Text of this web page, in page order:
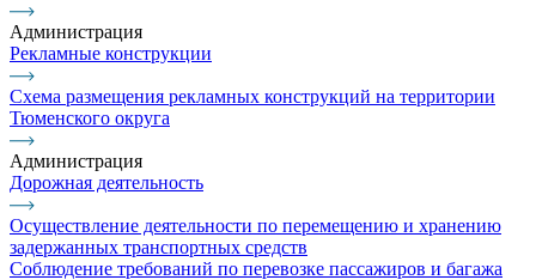
Администрация
Рекламные конструкции
Схема размещения рекламных конструкций на территории
Тюменского округа
Администрация
Дорожная деятельность
Осуществление деятельности по перемещению и хранению
задержанных транспортных средств
Соблюдение требований по перевозке пассажиров и багажа